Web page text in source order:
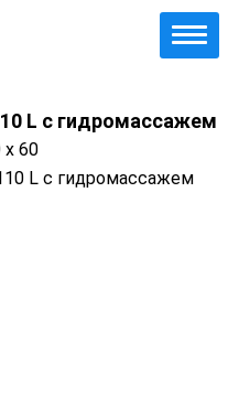
L с гидромассажем
x 60